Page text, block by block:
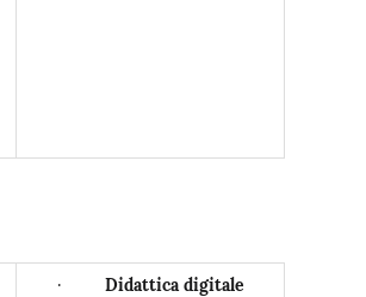
· Didattica digitale